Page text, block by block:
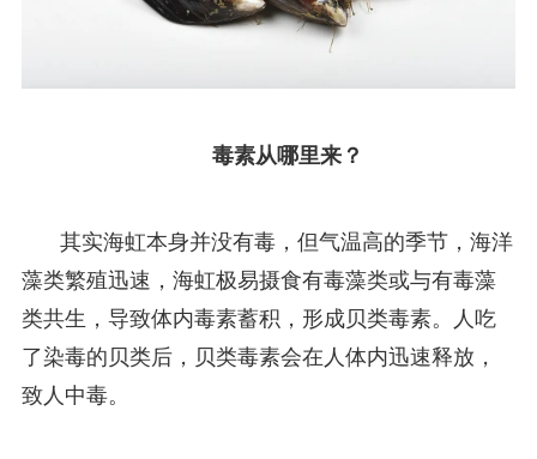
毒素从哪里来？
其实海虹本身并没有毒，但气温高的季节，海洋
藻类繁殖迅速，海虹极易摄食有毒藻类或与有毒藻
类共生，导致体内毒素蓄积，形成贝类毒素。人吃
了染毒的贝类后，贝类毒素会在人体内迅速释放，
致人中毒。